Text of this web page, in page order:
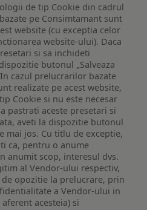
de tip Cookie din cadrul
pe Consimtamant sunt
website (cu exceptia celor
website-ului). Daca
si sa inchideti
butonul „Salveaza
cazul prelucrarilor bazate
realizate pe acest website,
Cookie si nu este necesar
pastrati aceste presetari si
aveti la dispozitie butonul
mai jos. Cu titlu de exceptie,
ca, pentru o anume
anumit scop, interesul dvs.
al Vendor-ului respectiv,
opozitie la prelucrare, prin
a Vendor-ului in
acesteia) si